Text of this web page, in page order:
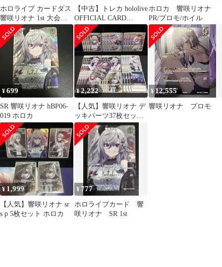
ホロライブ カードダス
響咲リオナ 1st 大会プ
ロモ
【中古】トレカ hololive
OFFICIAL CARD
GAME スタートデッキ
FLOW GLOW 推し 虎
金妃笑虎
ホロカ 響咲リオナ
PR/プロモ/ホイル
¥699
SR 響咲リオナ hBP06-
019 ホロカ
¥2,222
【人気】響咲リオナ デ
ッキパーツ37枚セット
osr付き ホロカ
¥12,555
響咲リオナ プロモ
¥ 1,999
【人気】響咲リオナ sr
s p 5枚セット ホロカ
¥ 777
ホロライブカード 響
咲リオナ SR 1st